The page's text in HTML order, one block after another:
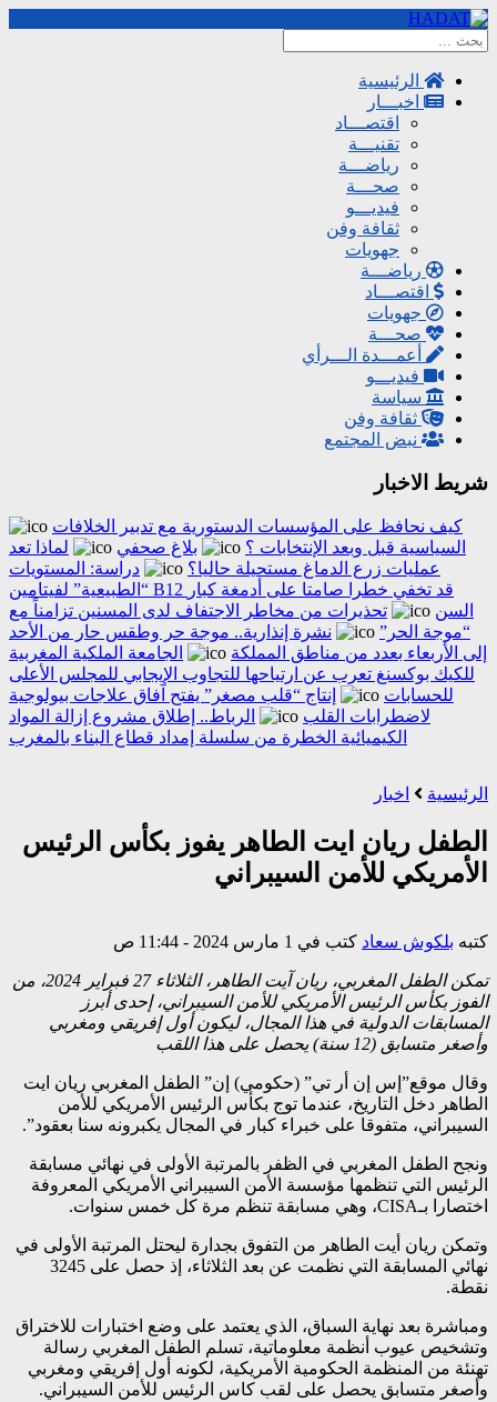
الرئيسية
اخبـــار
اقتصـــاد
تقنيـــة
رياضـــة
صحـــة
فيديـــو
ثقافة وفن
جهويات
رياضـــة
اقتصـــاد
جهويات
صحـــة
أعمـــدة الـــرأي
فيديـــو
سياسة
ثقافة وفن
نبض المجتمع
شريط الاخبار
كيف نحافظ على المؤسسات الدستورية مع تدبير الخلافات
السياسية قبل وبعد الإنتخابات ؟
بلاغ صحفي
لماذا تعد
عمليات زرع الدماغ مستحيلة حاليا؟
دراسة: المستويات
“الطبيعية” لفيتامين B12 قد تخفي خطرا صامتا على أدمغة كبار
السن
تحذيرات من مخاطر الاجتفاف لدى المسنين تزامناً مع
“موجة الحر”
نشرة إنذارية.. موجة حر وطقس حار من الأحد
إلى الأربعاء بعدد من مناطق المملكة
الجامعة الملكية المغربية
للكيك بوكسنغ تعرب عن ارتياحها للتجاوب الإيجابي للمجلس الأعلى
للحسابات
إنتاج “قلب مصغر” يفتح آفاق علاجات بيولوجية
لاضطرابات القلب
الرباط.. إطلاق مشروع إزالة المواد
الكيميائية الخطرة من سلسلة إمداد قطاع البناء بالمغرب
الرئيسية اخبار
الطفل ريان ايت الطاهر يفوز بكأس الرئيس
الأمريكي للأمن السيبراني
كتبه بلكوش سعاد كتب في 1 مارس 2024 - 11:44 ص
تمكن الطفل المغربي، ريان آيت الطاهر، الثلاثاء 27 فبراير 2024، من
الفوز بكأس الرئيس الأمريكي للأمن السيبراني، إحدى أبرز
المسابقات الدولية في هذا المجال، ليكون أول إفريقي ومغربي
وأصغر متسابق (12 سنة) يحصل على هذا اللقب
وقال موقع”إس إن أر تي” (حكومي) إن” الطفل المغربي ريان ايت
الطاهر دخل التاريخ، عندما توج بكأس الرئيس الأمريكي للأمن
السيبراني، متفوقا على خبراء كبار في المجال يكبرونه سنا بعقود”.
ونجح الطفل المغربي في الظفر بالمرتبة الأولى في نهائي مسابقة
الرئيس التي تنظمها مؤسسة الأمن السيبراني الأمريكي المعروفة
اختصارا بـCISA، وهي مسابقة تنظم مرة كل خمس سنوات.
وتمكن ريان أيت الطاهر من التفوق بجدارة ليحتل المرتبة الأولى في
نهائي المسابقة التي نظمت عن بعد الثلاثاء، إذ حصل على 3245
نقطة.
ومباشرة بعد نهاية السباق، الذي يعتمد على وضع اختبارات للاختراق
وتشخيص عيوب أنظمة معلوماتية، تسلم الطفل المغربي رسالة
تهنئة من المنظمة الحكومية الأمريكية، لكونه أول إفريقي ومغربي
وأصغر متسابق يحصل على لقب كاس الرئيس للأمن السيبراني.